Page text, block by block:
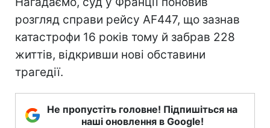
розгляд справи рейсу AF447, що зазнав
катастрофи 16 років тому й забрав 228
життів, відкривши нові обставини
трагедії.
Не пропустіть головне! Підпишіться на
наші оновлення в Google!